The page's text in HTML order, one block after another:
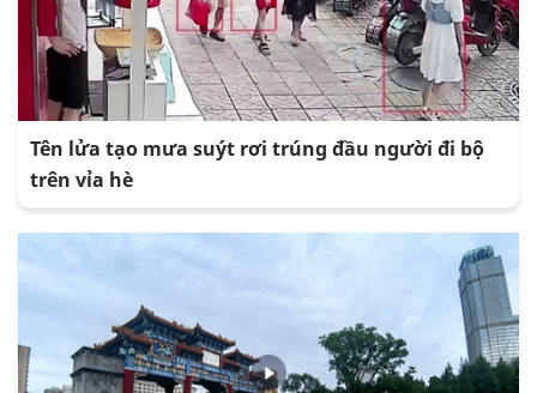
Tên lửa tạo mưa suýt rơi trúng đầu người đi bộ
trên vỉa hè